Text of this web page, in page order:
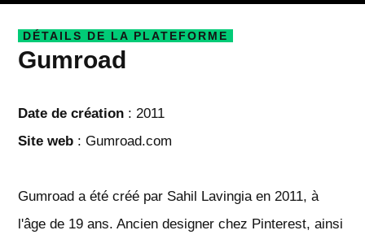
DÉTAILS DE LA PLATEFORME
Gumroad
Date de création : 2011
Site web : Gumroad.com
Gumroad a été créé par Sahil Lavingia en 2011, à
l'âge de 19 ans. Ancien designer chez Pinterest, ainsi